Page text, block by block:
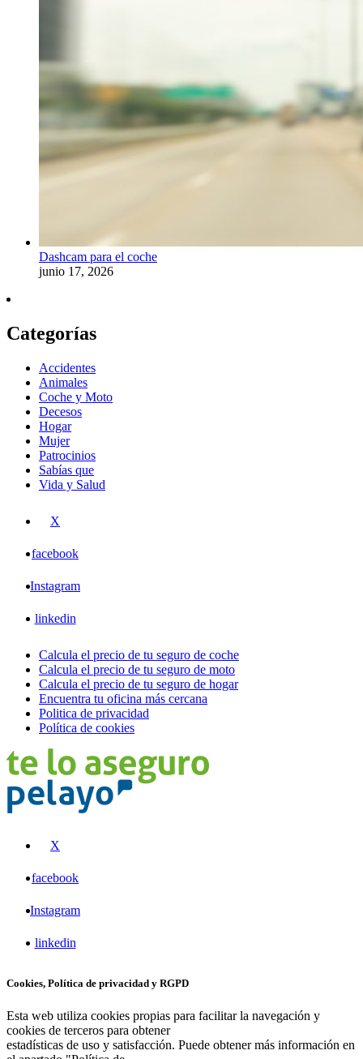
Dashcam para el coche
junio 17, 2026
Categorías
Accidentes
Animales
Coche y Moto
Decesos
Hogar
Mujer
Patrocinios
Sabías que
Vida y Salud
X
facebook
Instagram
linkedin
Calcula el precio de tu seguro de coche
Calcula el precio de tu seguro de moto
Calcula el precio de tu seguro de hogar
Encuentra tu oficina más cercana
Politica de privacidad
Política de cookies
X
facebook
Instagram
linkedin
Cookies, Política de privacidad y RGPD
Esta web utiliza cookies propias para facilitar la navegación y
cookies de terceros para obtener
estadísticas de uso y satisfacción. Puede obtener más información en